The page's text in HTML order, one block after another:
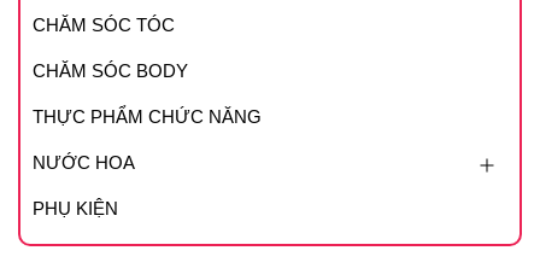
CHĂM SÓC TÓC
CHĂM SÓC BODY
THỰC PHẨM CHỨC NĂNG
NƯỚC HOA
PHỤ KIỆN